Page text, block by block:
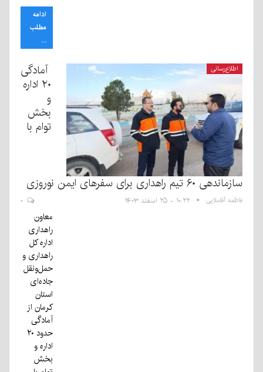
ادامه
مطلب
...
اطلاع‌رسانی
آمادگی
۲۰ اداره
و
بخش
توام با
سازماندهی ۶۰ تیم راهداری برای سفرهای ایمن نوروزی
فاطمه آقاملایی ۱۰:۲۲ - ۲۵ اسفند ۱۴۰۳
معاون
راهداری
اداره کل
راهداری و
حمل‌ونقل
جاده‌ای
استان
کرمان از
آمادگی
حدود ۲۰
اداره و
بخش